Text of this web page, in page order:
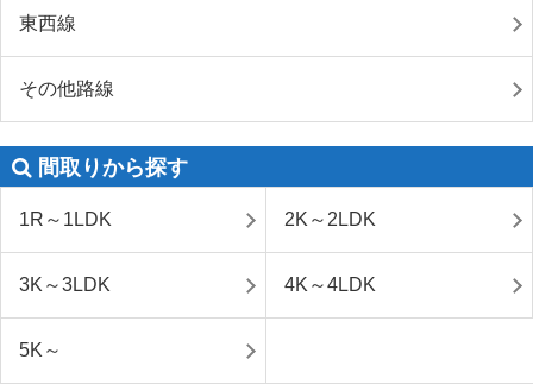
東西線
その他路線
間取りから探す
1R～1LDK 2K～2LDK
3K～3LDK 4K～4LDK
5K～